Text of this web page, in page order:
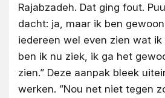
Rajabzadeh. Dat ging fout.
dacht: ja, maar ik ben
iedereen wel even zien wat ik
ben ik nu ziek, ik ga het
zien.” Deze aanpak bleek
werken. ”Nou net niet tegen